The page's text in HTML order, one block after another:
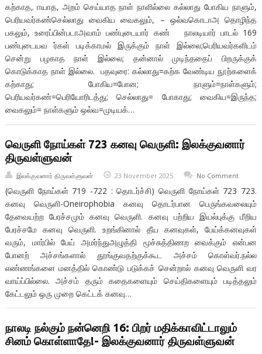
கற்காத, ஈயாத, அறம் செய்யாத நாள் நாளில்லை கல்லாது போகிய நாளும்,
பெரியவர்கண்செல்லாது வைகிய வைகலும், – ஒல்வகொடாஅ தொழிந்த
பகலும், உரைப்பின்படாஅவாம் பண்புடையார் கண் நாலடியார் பாடல் 169
பண்புடையவ ர்கள் படிக்காமல் இருக்கும் நாள் இல்லை;பெரியவர்களிடம்
சென்று பழகாத நாள் இல்லை; தன்னால் முடிந்ததைப் பிறருக்குக்
கொடுக்காத நாள் இல்லை. பதவுரை: கல்லாது=கற்க வேண்டிய நூற்களைக்
கற்காது; போகிய=போன; நாளும்=நாள்களும்;
பெரியவர்கண்=பெரியோரிடத்து; செல்லாது= போகாது; வைகிய=இருந்த;
வைகலும்= நாள்களும் ஒல்வ=முடியக்…
வெருளி நோய்கள் 723 கனவு வெருளி: இலக்குவனார்
திருவள்ளுவன்
இலக்குவனார் திருவள்ளுவன் 23 November 2025 No Comment
(வெருளி நோய்கள் 719 -722 : தொடர்ச்சி) வெருளி நோய்கள் 723 723.
கனவு வெருளி-Oneirophobia கனவு தொடர்பான பெருங்கவலையும்
தேவையற்ற பேரச்சமும் கனவு வெருளி. கனவு பற்றிய இயல்புக்கு மீறிய
பேரச்சமே கனவு வெருளி. உறங்கினால் தீய கனவுகள், பேய்க்கனவுகள்
வரும், மார்பில் பேய் அமர்ந்துஅழுத்தி மூச்சுத்திணற வைக்கும் என்பன
போனற் அச்சங்களால் தூங்குவதற்குக்கூட அச்சம் கொள்வர்.நல்ல
எண்ணங்களை மனத்தில் கொண்டு படுக்கச் சென்றால் கனவு வெருளி வர
வாய்ப்பில்லை. அச்சம் தரும் கதைகளையும் செய்திகளையும் படித்தலும்
கேட்டலும் ஒரு முறை கெட்டக் கனவு…
நாலடி நல்கும் நன்னெறி 16: பிறர் மதிக்காவிட்டாலும்
சினம் கொள்ளாதே!- இலக்குவனார் திருவள்ளுவன்